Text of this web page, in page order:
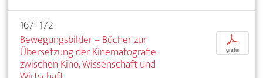
167–172
Bewegungsbilder – Bücher zur
Übersetzung der Kinematografie
zwischen Kino, Wissenschaft und
p
gratis